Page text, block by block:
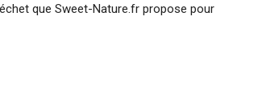
que Sweet-Nature.fr propose pour